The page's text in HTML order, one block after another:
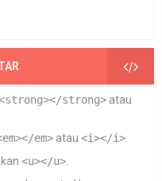
strong> atau
em> atau <i></i>
<u></u>